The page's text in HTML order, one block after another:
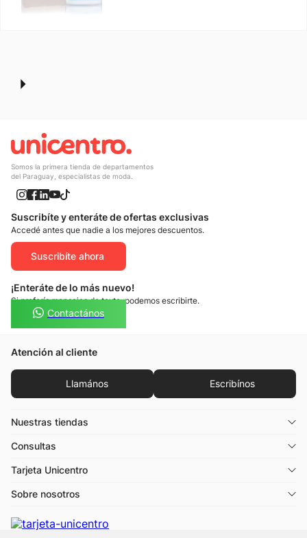
Somos la primera tienda de departamentos
del Paraguay, especialistas de moda.
Suscribíte y enteráte de ofertas exclusivas
Accedé antes que nadie a los mejores descuentos.
Suscribíte ahora
¡Enteráte de lo más nuevo!
Si preferís mensajes de texto, podemos escribirte.
Contactános
Atención al cliente
Llamános Escribínos
Nuestras tiendas
Consultas
Tarjeta Unicentro
Sobre nosotros